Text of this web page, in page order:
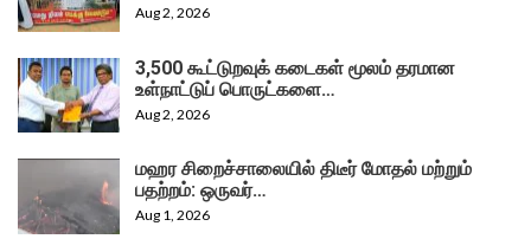
Aug 2, 2026
3,500 கூட்டுறவுக் கடைகள் மூலம் தரமான
உள்நாட்டுப் பொருட்களை…
Aug 2, 2026
மஹர சிறைச்சாலையில் திடீர் மோதல் மற்றும்
பதற்றம்: ஒருவர்…
Aug 1, 2026